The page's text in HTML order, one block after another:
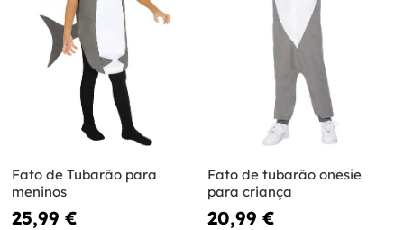
Fato de Tubarão para
meninos
25,99 €
Fato de tubarão onesie
para criança
20,99 €